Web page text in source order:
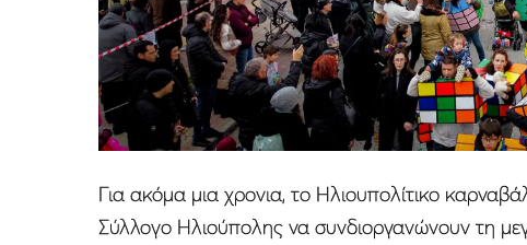
Για ακόμα μια χρονια, το Ηλιουπολίτικο
Σύλλογο Ηλιούπολης να συνδιοργανώνουν τη